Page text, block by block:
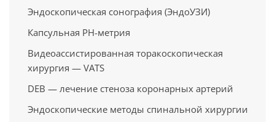
Эндоскопическая сонография (ЭндоУЗИ)
Капсульная PH-метрия
Видеоассистированная торакоскопическая
хирургия — VATS
DEB — лечение стеноза коронарных артерий
Эндоскопические методы спинальной хирургии